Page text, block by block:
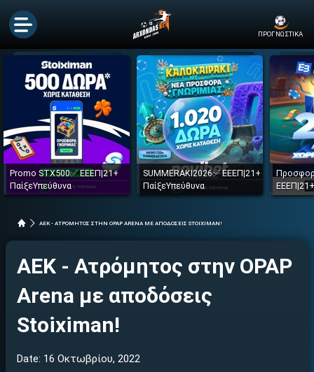
ΠΡΟΓΝΩΣΤΙΚΑ
Promo STX500✅ ΕΕΕΠ|21+
ΠαίξεΥπεύθυνα
SUMMERAKI2026✅ ΕΕΕΠ|21+
ΠαίξεΥπεύθυνα
ΑΕΚ - ΑΤΡΟΜΗΤΟΣ ΣΤΗΝ OPAP ARENA ΜΕ ΑΠΟΔΟΣΕΙΣ STOIXIMAN!
ΑΕΚ - Ατρόμητος στην OPAP
Arena με αποδόσεις
Stoiximan!
Date: 16 Οκτωβρίου, 2022